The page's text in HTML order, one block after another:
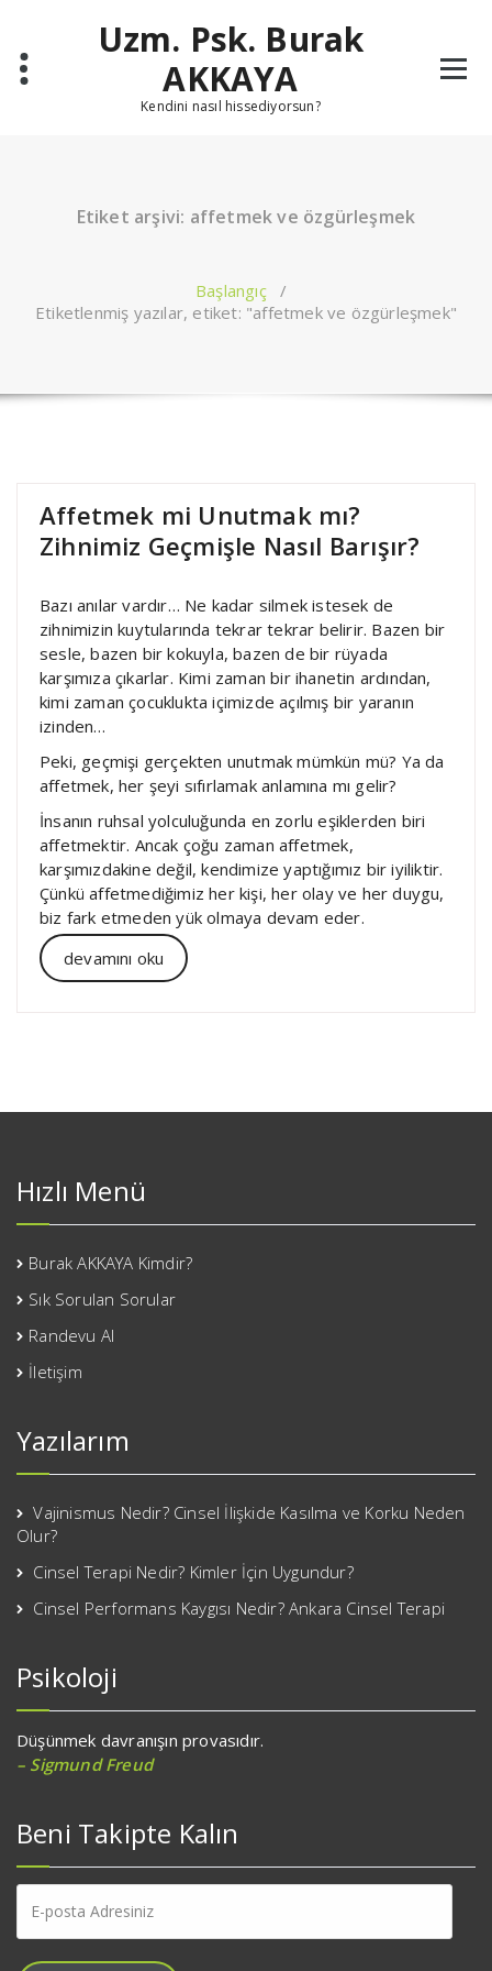
Uzm. Psk. Burak
AKKAYA
Kendini nasıl hissediyorsun?
Etiket arşivi: affetmek ve özgürleşmek
Başlangıç/
Etiketlenmiş yazılar, etiket: "affetmek ve özgürleşmek"
Affetmek mi Unutmak mı?
Zihnimiz Geçmişle Nasıl Barışır?
Bazı anılar vardır… Ne kadar silmek istesek de
zihnimizin kuytularında tekrar tekrar belirir. Bazen bir
sesle, bazen bir kokuyla, bazen de bir rüyada
karşımıza çıkarlar. Kimi zaman bir ihanetin ardından,
kimi zaman çocuklukta içimizde açılmış bir yaranın
izinden…
Peki, geçmişi gerçekten unutmak mümkün mü? Ya da
affetmek, her şeyi sıfırlamak anlamına mı gelir?
İnsanın ruhsal yolculuğunda en zorlu eşiklerden biri
affetmektir. Ancak çoğu zaman affetmek,
karşımızdakine değil, kendimize yaptığımız bir iyiliktir.
Çünkü affetmediğimiz her kişi, her olay ve her duygu,
biz fark etmeden yük olmaya devam eder.
devamını oku
Hızlı Menü
Burak AKKAYA Kimdir?
Sık Sorulan Sorular
Randevu Al
İletişim
Yazılarım
Vajinismus Nedir? Cinsel İlişkide Kasılma ve Korku Neden
Olur?
Cinsel Terapi Nedir? Kimler İçin Uygundur?
Cinsel Performans Kaygısı Nedir? Ankara Cinsel Terapi
Psikoloji
Düşünmek davranışın provasıdır.
– Sigmund Freud
Beni Takipte Kalın
posta
Adresiniz